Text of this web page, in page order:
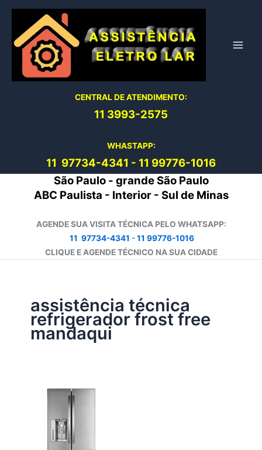
conteúdo
CENTRAL DE ATENDIMENTO:
11 3993-2575
WHASTAPP:
11 97734-4341 - 11 99776-1016
São Paulo - grande São Paulo
ABC Paulista - Interior - Sul de Minas
AGENDE SUA VISITA TÉCNICA PELO WHATSAPP:
11 97734-4341 -11 99776-1016
CLIQUE E AGENDE TÉCNICO NA SUA CIDADE
assistência técnica
refrigerador frost free
mandaqui